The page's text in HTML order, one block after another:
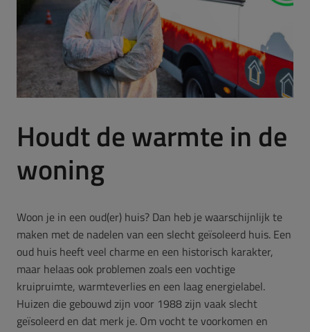
Houdt de warmte in de
woning
Woon je in een oud(er) huis? Dan heb je waarschijnlijk te
maken met de nadelen van een slecht geïsoleerd huis. Een
oud huis heeft veel charme en een historisch karakter,
maar helaas ook problemen zoals een vochtige
kruipruimte, warmteverlies en een laag energielabel.
Huizen die gebouwd zijn voor 1988 zijn vaak slecht
geïsoleerd en dat merk je. Om vocht te voorkomen en